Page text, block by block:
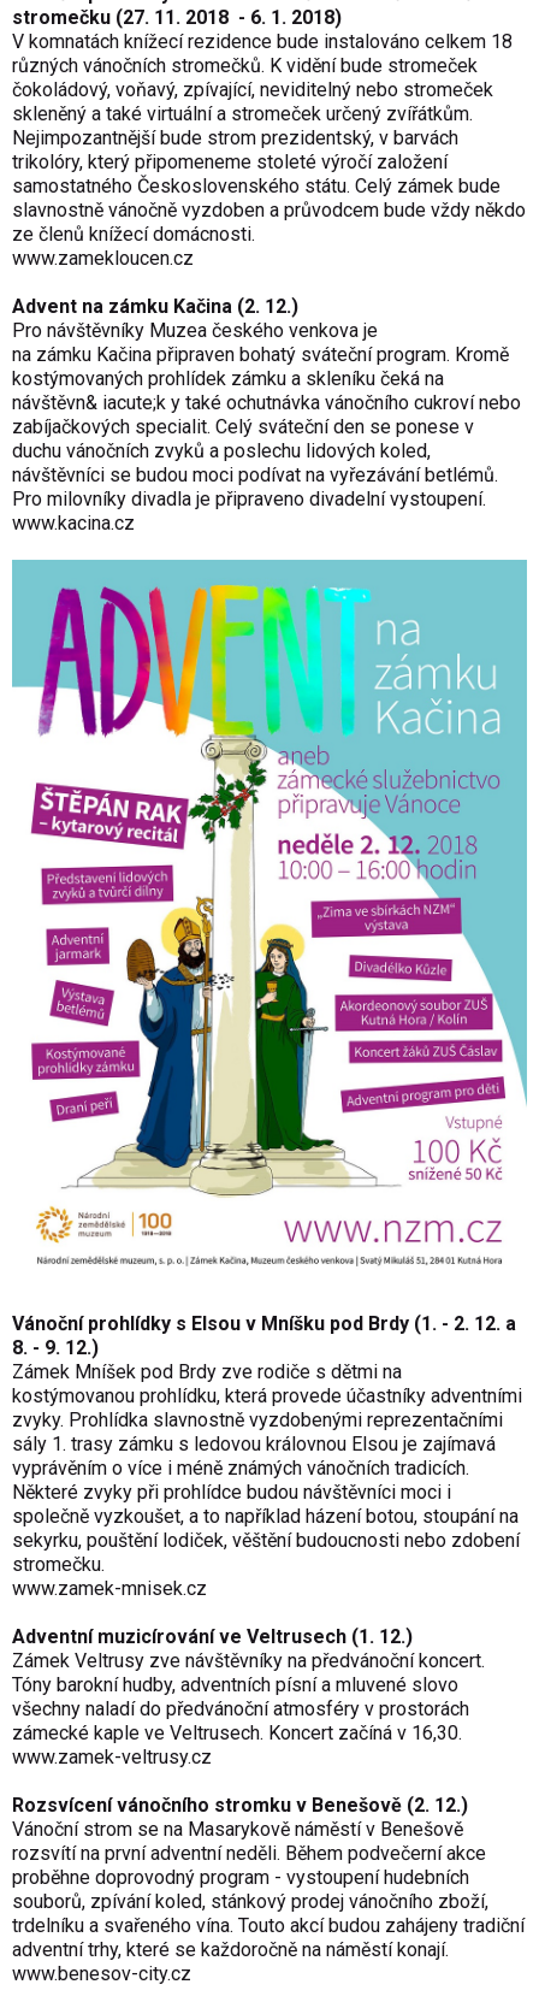
stromečku (27. 11. 2018 - 6. 1. 2018)
V komnatách knížecí rezidence bude instalováno celkem 18
různých vánočních stromečků. K vidění bude stromeček
čokoládový, voňavý, zpívající, neviditelný nebo stromeček
skleněný a také virtuální a stromeček určený zvířátkům.
Nejimpozantnější bude strom prezidentský, v barvách
trikolóry, který připomeneme stoleté výročí založení
samostatného Československého státu. Celý zámek bude
slavnostně vánočně vyzdoben a průvodcem bude vždy někdo
ze členů knížecí domácnosti.
www.zamekloucen.cz
Advent na zámku Kačina (2. 12.)
Pro návštěvníky Muzea českého venkova je
na zámku Kačina připraven bohatý sváteční program. Kromě
kostýmovaných prohlídek zámku a skleníku čeká na
návštěvn& iacute;k y také ochutnávka vánočního cukroví nebo
zabíjačkových specialit. Celý sváteční den se ponese v
duchu vánočních zvyků a poslechu lidových koled,
návštěvníci se budou moci podívat na vyřezávání betlémů.
Pro milovníky divadla je připraveno divadelní vystoupení.
www.kacina.cz
Vánoční prohlídky s Elsou v Mníšku pod Brdy (1. - 2. 12. a
8. - 9. 12.)
Zámek Mníšek pod Brdy zve rodiče s dětmi na
kostýmovanou prohlídku, která provede účastníky adventními
zvyky. Prohlídka slavnostně vyzdobenými reprezentačními
sály 1. trasy zámku s ledovou královnou Elsou je zajímavá
vyprávěním o více i méně známých vánočních tradicích.
Některé zvyky při prohlídce budou návštěvníci moci i
společně vyzkoušet, a to například házení botou, stoupání na
sekyrku, pouštění lodiček, věštění budoucnosti nebo zdobení
stromečku.
www.zamek-mnisek.cz
Adventní muzicírování ve Veltrusech (1. 12.)
Zámek Veltrusy zve návštěvníky na předvánoční koncert.
Tóny barokní hudby, adventních písní a mluvené slovo
všechny naladí do předvánoční atmosféry v prostorách
zámecké kaple ve Veltrusech. Koncert začíná v 16,30.
www.zamek-veltrusy.cz
Rozsvícení vánočního stromku v Benešově (2. 12.)
Vánoční strom se na Masarykově náměstí v Benešově
rozsvítí na první adventní neděli. Během podvečerní akce
proběhne doprovodný program - vystoupení hudebních
souborů, zpívání koled, stánkový prodej vánočního zboží,
trdelníku a svařeného vína. Touto akcí budou zahájeny tradiční
adventní trhy, které se každoročně na náměstí konají.
www.benesov-city.cz